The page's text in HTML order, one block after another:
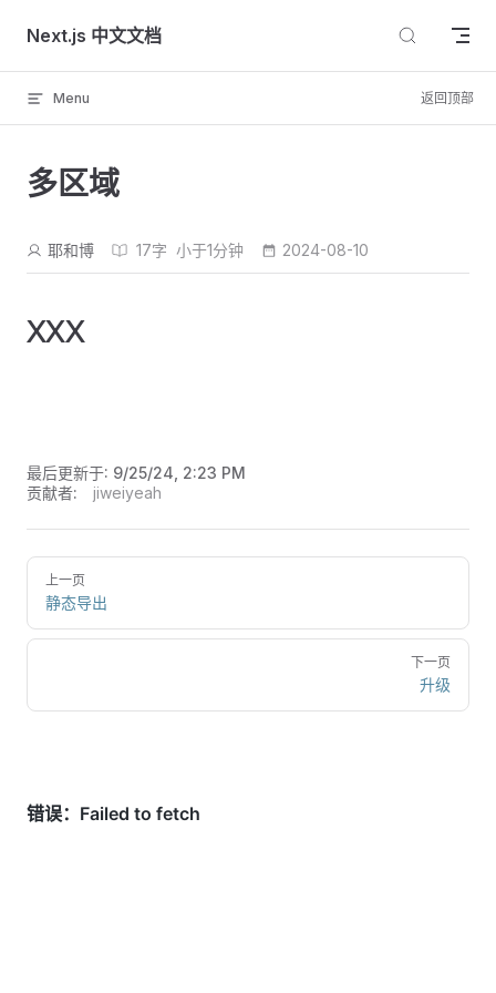
Skip to content
Next.js 中文文档
Menu 返回顶部
多区域
耶和博 17字 小于1分钟 2024-08-10
XXX
最后更新于: 9/25/24, 2:23 PM
贡献者:
jiweiyeah
上一页
静态导出
下一页
升级